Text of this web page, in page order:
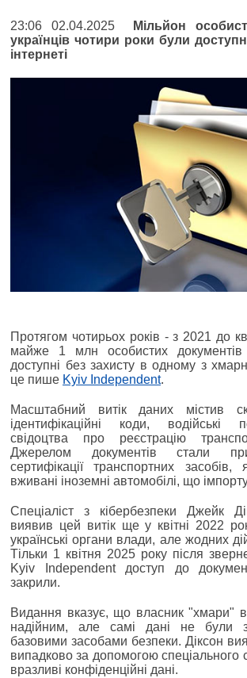
23:06 02.04.2025
Мільйон
українців чотири роки були
інтернеті
Протягом чотирьох років - з 2021 до
майже 1 млн особистих документів
доступні без захисту в одному з
це пише Kyiv Independent.
Масштабний витік даних містив
ідентифікаційні коди, водійські
свідоцтва про реєстрацію
Джерелом документів стали
сертифікації транспортних засобів,
вживані іноземні автомобілі, що
Спеціаліст з кібербезпеки Джейк
виявив цей витік ще у квітні 2022
українські органи влади, але жодних
Тільки 1 квітня 2025 року після
Kyiv Independent доступ до
закрили.
Видання вказує, що власник "хмари"
надійним, але самі дані не були
базовими засобами безпеки. Діксон
випадково за допомогою спеціального
вразливі конфіденційні дані.